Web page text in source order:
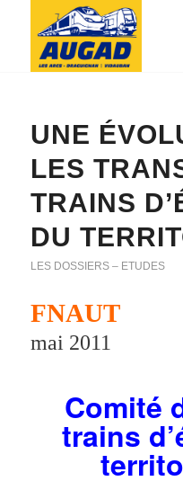
UNE
LES
TRAINS
DU
LES DOSSIERS – ETUDES
FNAUT
mai 2011
Comité
trains